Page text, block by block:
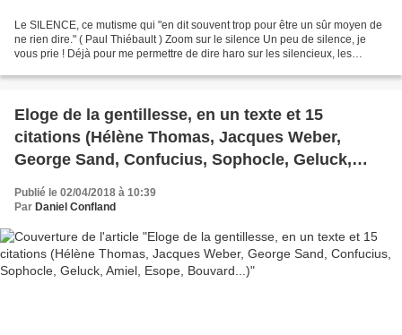
Le SILENCE, ce mutisme qui "en dit souvent trop pour être un sûr moyen de
ne rien dire." ( Paul Thiébault ) Zoom sur le silence Un peu de silence, je
vous prie ! Déjà pour me permettre de dire haro sur les silencieux, les
Eloge de la gentillesse, en un texte et 15
citations (Hélène Thomas, Jacques Weber,
George Sand, Confucius, Sophocle, Geluck,
Amiel, Esope, Bouvard...)
Publié le 02/04/2018 à 10:39
Par Daniel Confland